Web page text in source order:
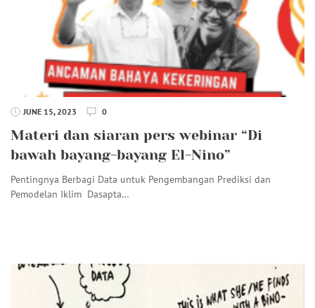
JUNE 15, 2023 0
Materi dan siaran pers webinar “Di
bawah bayang-bayang El-Nino”
Pentingnya Berbagi Data untuk Pengembangan Prediksi dan
Pemodelan Iklim Dasapta…